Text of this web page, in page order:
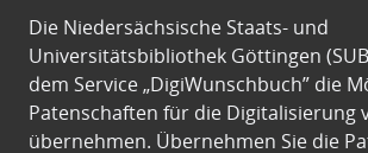
Die Niedersächsische Staats- und
Universitätsbibliothek Göttingen
dem Service „DigiWunschbuch” die
Patenschaften für die Digitalisierung
übernehmen. Übernehmen Sie die